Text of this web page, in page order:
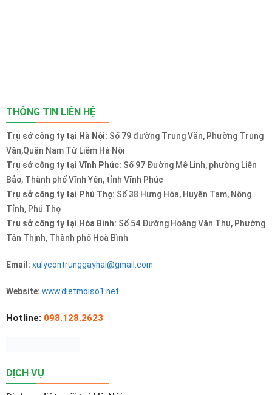
THÔNG TIN LIÊN HỆ
Trụ sở công ty tại Hà Nội: Số 79 đường Trung Văn, Phường Trung
Văn,Quận Nam Từ Liêm Hà Nội
Trụ sở công ty tại Vĩnh Phúc: Số 97 Đường Mê Linh, phường Liên
Bảo, Thành phố Vĩnh Yên, tỉnh Vĩnh Phúc
Trụ sở công ty tại Phú Thọ: Số 38 Hưng Hóa, Huyện Tam, Nông
Tỉnh, Phú Thọ
Trụ sở công ty tại Hòa Bình: Số 54 Đường Hoàng Văn Thụ, Phường
Tân Thịnh, Thành phố Hoà Bình
Email: xulycontrunggayhai@gmail.com
Website: www.dietmoiso1.net
Hotline: 098.128.2623
DỊCH VỤ